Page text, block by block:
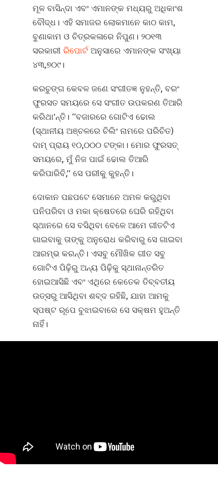
ମୂଳ ବାସିନ୍ଦା ଏବଂ ଏମାନଙ୍କ ମଧ୍ୟରୁ ଅଧିକାଂଶ
ବୌଦ୍ଧ। ଏହି ସମାଜର ଲୋକମାନେ କାଠ କାମ,
ବୁଣାକାମ ଓ ଚିତ୍ରକଳାରେ ନିପୁଣ। ୨୦୧୩
ସରକାରୀରିପୋର୍ଟଅନୁସାରେ ଏମାନଙ୍କ ସଂଖ୍ୟା
୪୩,୭୦୯।
କରଚୁଙ୍ଗ କେବଳ ଜଣେ ସଂଗୀତଜ୍ଞ ନୁହନ୍ତି, ବରଂ
ଫୁରସତ ସମୟରେ ସେ ସଂଗୀତ ଉପକରଣ ତିଆରି
କରିଥା’ନ୍ତି। ‘‘ବଜାରରେ ଗୋଟିଏ ଢୋଲ
(ସ୍ଥାନୀୟ ଅଞ୍ଚଳରେ ଚିଲିଂ ନାମରେ ପରିଚିତ)
ଦାମ୍‌ ପ୍ରାୟ ୧୦,୦୦୦ ଟଙ୍କା। ମୋର ଫୁରସତ୍‌
ସମୟରେ, ମୁଁ ନିଜ ପାଇଁ ଢୋଲ ତିଆରି
କରିପାରିବି,’’ ସେ ପରୀକୁ କୁହନ୍ତି।
ଦୋକାନ ପଛପଟେ ସେମାନେ ଅମଳ କରୁଥିବା
ପନିପରିବା ଓ ମକା କ୍ଷେତରେ ଘେରି ରହିଥିବା
ସ୍ଥାନରେ ସେ ବସିଥିବା ବେଳେ ଆମେ ଗୀତଟିଏ
ଗାଇବାକୁ ତାଙ୍କୁ ଅନୁରୋଧ କରିବାରୁ ସେ ଗାଇବା
ଆରମ୍ଭ କରନ୍ତି। ଏସବୁ ମୌଖିକ ଗୀତ ସବୁ
ଗୋଟିଏ ପିଢ଼ିରୁ ଅନ୍ୟ ପିଢ଼ିକୁ ସ୍ଥାନାନ୍ତରିତ
ହୋଇଆସିଛି ଏବଂ ଏଥିରେ କେତେକ ତିବ୍ବତୀୟ
ଉତ୍ସରୁ ଆସିଥିବା ଶବ୍ଦ ରହିଛି, ଯାହା ଆମକୁ
ସ୍ପଷ୍ଟ ରୂପେ ବୁଝାଇବାରେ ସେ ସକ୍ଷମ ହୁଅନ୍ତି
ନାହିଁ।